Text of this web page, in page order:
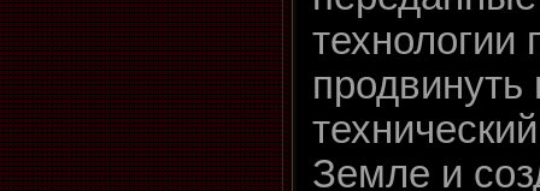
технологии
продвинуть
Земле и